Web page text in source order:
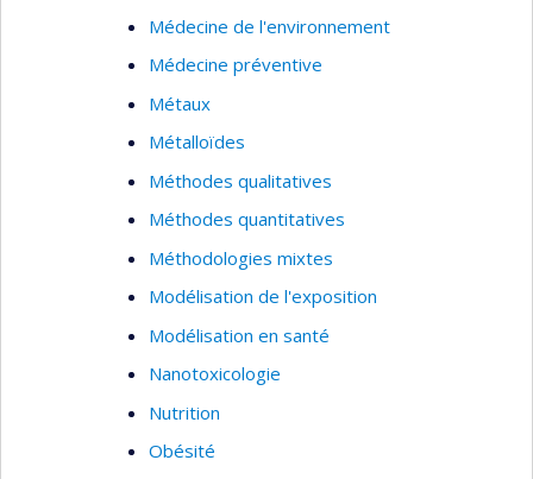
Médecine de l'environnement
Médecine préventive
Métaux
Métalloïdes
Méthodes qualitatives
Méthodes quantitatives
Méthodologies mixtes
Modélisation de l'exposition
Modélisation en santé
Nanotoxicologie
Nutrition
Obésité